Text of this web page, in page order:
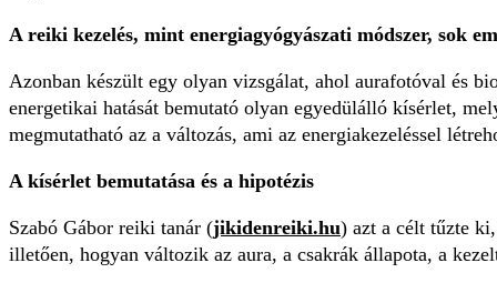
A reiki kezelés, mint energiagyógyászati módszer, sok
Azonban készült egy olyan vizsgálat, ahol aurafotóval és
energetikai hatását bemutató olyan egyedülálló kísérlet,
megmutatható az a változás, ami az energiakezeléssel
A kísérlet bemutatása és a hipotézis
Szabó Gábor reiki tanár (jikidenreiki.hu) azt a célt tűzte
illetően, hogyan változik az aura, a csakrák állapota, a